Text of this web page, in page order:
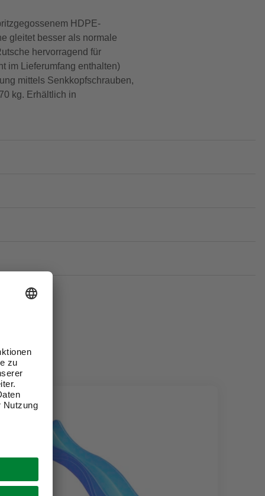
HDPE-
gleitet besser als normale
hervorragend für
im Lieferumfang enthalten)
mittels Senkkopfschrauben,
kg. Erhältlich in